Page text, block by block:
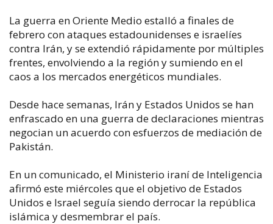
La guerra en Oriente Medio estalló a finales de
febrero con ataques estadounidenses e israelíes
contra Irán, y se extendió rápidamente por múltiples
frentes, envolviendo a la región y sumiendo en el
caos a los mercados energéticos mundiales.
Desde hace semanas, Irán y Estados Unidos se han
enfrascado en una guerra de declaraciones mientras
negocian un acuerdo con esfuerzos de mediación de
Pakistán.
En un comunicado, el Ministerio iraní de Inteligencia
afirmó este miércoles que el objetivo de Estados
Unidos e Israel seguía siendo derrocar la república
islámica y desmembrar el país.